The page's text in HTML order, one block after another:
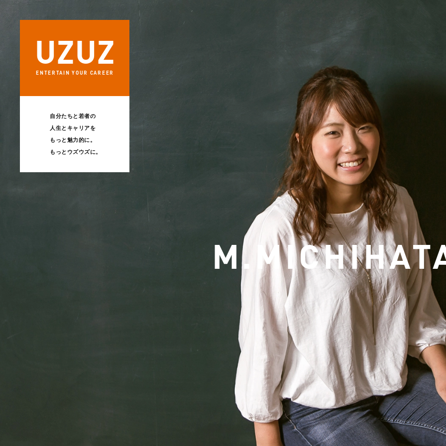
UZUZ
ENTERTAIN YOUR CAREER
自分たちと若者の
人生とキャリアを
もっと魅力的に。
もっとウズウズに。